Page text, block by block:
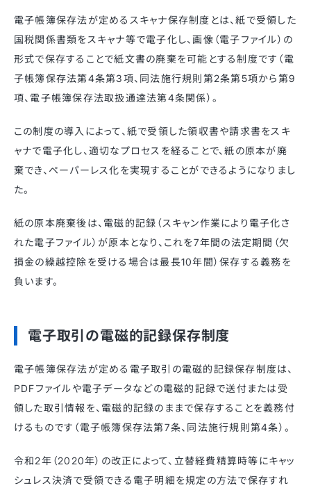
電子帳簿保存法が定めるスキャナ保存制度とは、紙で受領した
国税関係書類をスキャナ等で電子化し、画像（電子ファイル）の
形式で保存することで紙文書の廃棄を可能とする制度です（電
子帳簿保存法第4条第3項、同法施行規則第2条第5項から第9
項、電子帳簿保存法取扱通達法第4条関係）。
この制度の導入によって、紙で受領した領収書や請求書をスキ
ャナで電子化し、適切なプロセスを経ることで、紙の原本が廃
棄でき、ペーパーレス化を実現することができるようになりまし
た。
紙の原本廃棄後は、電磁的記録（スキャン作業により電子化さ
れた電子ファイル）が原本となり、これを7年間の法定期間（欠
損金の繰越控除を受ける場合は最長10年間）保存する義務を
負います。
電子取引の電磁的記録保存制度
電子帳簿保存法が定める電子取引の電磁的記録保存制度は、
PDFファイルや電子データなどの電磁的記録で送付または受
領した取引情報を、電磁的記録のままで保存することを義務付
けるものです（電子帳簿保存法第7条、同法施行規則第4条）。
令和2年（2020年）の改正によって、立替経費精算時等にキャッ
シュレス決済で受領できる電子明細を規定の方法で保存すれ